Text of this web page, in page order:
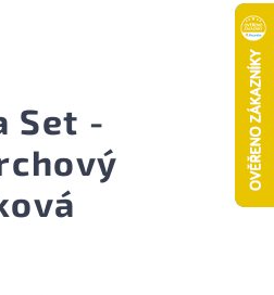
Set -